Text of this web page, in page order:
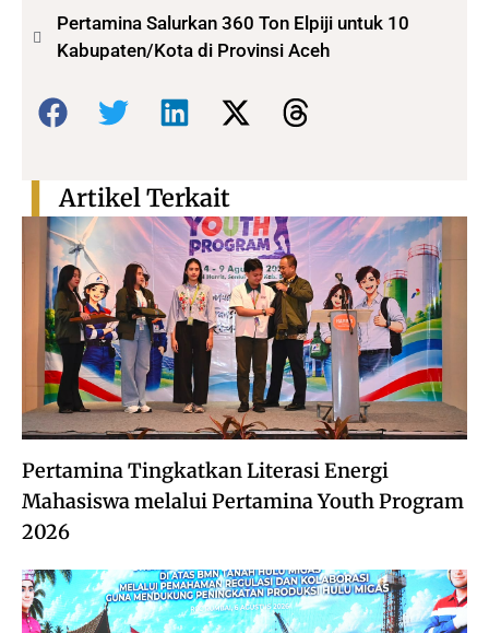
Pertamina Salurkan 360 Ton Elpiji untuk 10
Kabupaten/Kota di Provinsi Aceh
Bagikan:
Pertamina Tingkatkan Literasi Energi
Mahasiswa melalui Pertamina Youth Program
2026
Artikel Terkait